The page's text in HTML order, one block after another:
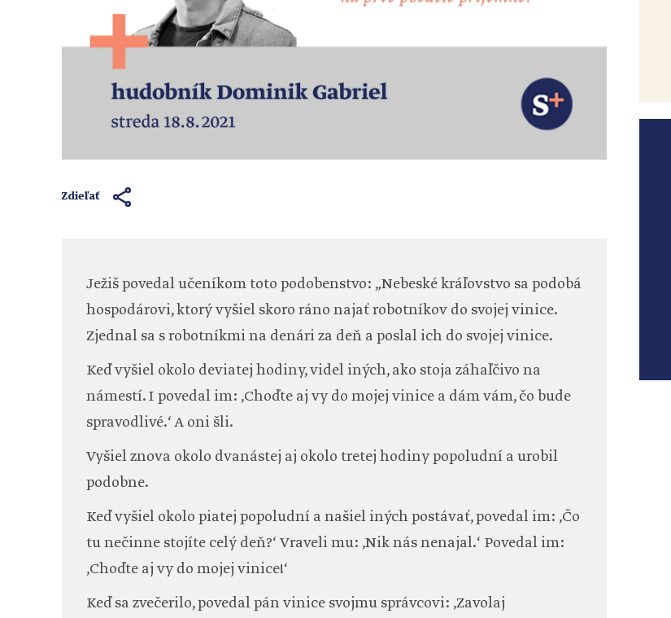
Zdieľať
Ježiš povedal učeníkom toto podobenstvo: „Nebeské kráľovstvo sa podobá
hospodárovi, ktorý vyšiel skoro ráno najať robotníkov do svojej vinice.
Zjednal sa s robotníkmi na denári za deň a poslal ich do svojej vinice.
Keď vyšiel okolo deviatej hodiny, videl iných, ako stoja záhaľčivo na
námestí. I povedal im: ‚Choďte aj vy do mojej vinice a dám vám, čo bude
spravodlivé.‘ A oni šli.
Vyšiel znova okolo dvanástej aj okolo tretej hodiny popoludní a urobil
podobne.
Keď vyšiel okolo piatej popoludní a našiel iných postávať, povedal im: ‚Čo
tu nečinne stojíte celý deň?‘ Vraveli mu: ‚Nik nás nenajal.‘ Povedal im:
‚Choďte aj vy do mojej vinice!‘
Keď sa zvečerilo, povedal pán vinice svojmu správcovi: ‚Zavolaj